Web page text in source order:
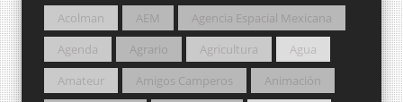
Acolman
AEM
Agencia Espacial Mexicana
Agenda
Agrario Agricultura
Agua
Amateur
Amigos Camperos
Animación